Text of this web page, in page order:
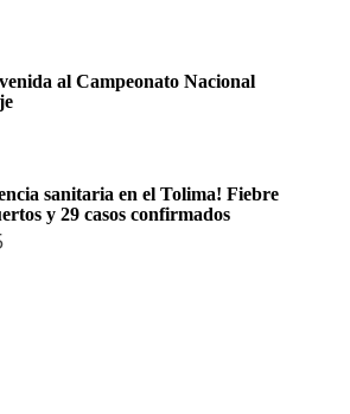
al Campeonato Nacional
sanitaria en el Tolima! Fiebre
y 29 casos confirmados